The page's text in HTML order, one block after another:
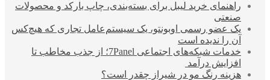
راهنمای خرید لیبل برای بسته‌بندی، چاپ بارکد و محصولات
صنعتی
یک عضو رسمی اوبونتو، یک سیستم‌عامل تجاری که هیچ‌کس
آن را ندیده است
خدمات شبکه‌های اجتماعی 7Panel؛ از جذب مخاطب تا
افزایش درآمد
هزینه رنگ مو در شیراز چقدر است؟